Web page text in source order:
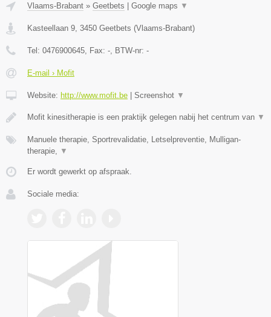
Vlaams-Brabant » Geetbets | Google maps ▼
Kasteellaan 9 3450 Geetbets (Vlaams-Brabant)
Tel: 0476900645 , Fax: - , BTW-nr: -
E-mail › Mofit
Website: http://www.mofit.be | Screenshot ▼
Mofit kinesitherapie is een praktijk gelegen nabij het centrum van ▼
Manuele therapie, Sportrevalidatie, Letselpreventie, Mulligan-
therapie,
▼
Er wordt gewerkt op afspraak.
Sociale media: